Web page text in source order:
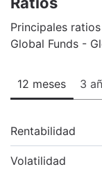
Principales
Global Funds -
12 meses 3
Rentabilidad
Volatilidad